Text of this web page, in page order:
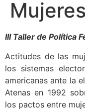
III Taller de Política
Actitudes de las
los sistemas
americanas ante la
Atenas en 1992
los pactos entre